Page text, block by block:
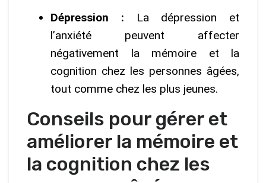
Dépression : La dépression et
l’anxiété peuvent affecter
négativement la mémoire et la
cognition chez les personnes âgées,
tout comme chez les plus jeunes.
Conseils pour gérer et
améliorer la mémoire et
la cognition chez les